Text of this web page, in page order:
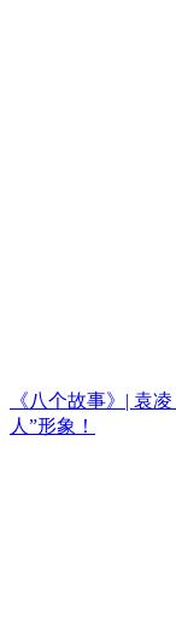
《八个故事》| 袁
人”形象！